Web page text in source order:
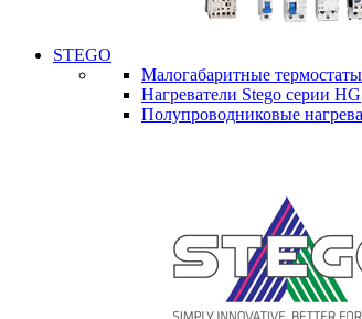
STEGO
Малогабаритные
Нагреватели Stego серии HG
Полупроводниковые